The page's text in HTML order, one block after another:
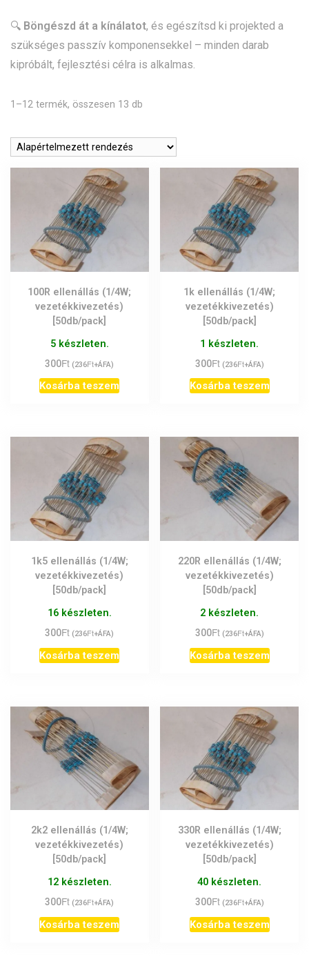
🔍 Böngészd át a kínálatot, és egészítsd ki projekted a
szükséges passzív komponensekkel – minden darab
kipróbált, fejlesztési célra is alkalmas.
1–12 termék, összesen 13 db
100R ellenállás (1/4W;
vezetékkivezetés)
[50db/pack]
5 készleten.
300Ft (236Ft+ÁFA)
Kosárba teszem
1k ellenállás (1/4W;
vezetékkivezetés)
[50db/pack]
1 készleten.
300Ft (236Ft+ÁFA)
Kosárba teszem
1k5 ellenállás (1/4W;
vezetékkivezetés)
[50db/pack]
16 készleten.
300Ft (236Ft+ÁFA)
Kosárba teszem
220R ellenállás (1/4W;
vezetékkivezetés)
[50db/pack]
2 készleten.
300Ft (236Ft+ÁFA)
Kosárba teszem
2k2 ellenállás (1/4W;
vezetékkivezetés)
[50db/pack]
12 készleten.
300Ft (236Ft+ÁFA)
Kosárba teszem
330R ellenállás (1/4W;
vezetékkivezetés)
[50db/pack]
40 készleten.
300Ft (236Ft+ÁFA)
Kosárba teszem